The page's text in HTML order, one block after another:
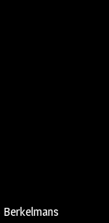
Berkelmans